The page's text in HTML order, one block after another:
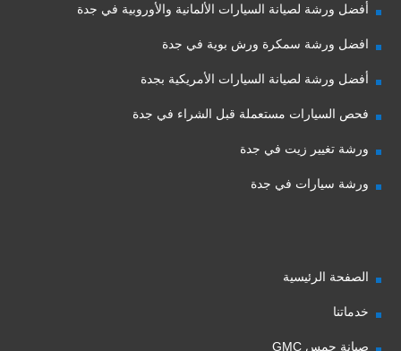
أفضل ورشة لصيانة السيارات الألمانية والأوروبية في جدة
افضل ورشة سمكرة ورش بوية في جدة
أفضل ورشة لصيانة السيارات الأمريكية بجدة
فحص السيارات مستعملة قبل الشراء في جدة
ورشة تغيير زيت في جدة
ورشة سيارات في جدة
الصفحة الرئيسية
خدماتنا
صيانة جمس GMC